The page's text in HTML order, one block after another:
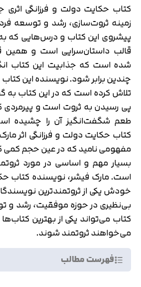
کتاب حکایت دولت و فرزانگی اثری
زمینه ثروت‌سازی، رشد و توسعه
پیشروی این کتاب و درس‌هایی که
قالب داستان‌سرایی است و همین
شده است که جذابیت این کتاب
چندین برابر شود. نویسنده این کتاب
تلاش کرده است که در این کتاب به
پی رسیدن به ثروت است و پیرمردی
طعم شگفت‌انگیز آن را چشیده
کتاب حکایت دولت و فرزانگی اثر
مفهومی نامید که در عین حجم کمی
بسیار مهم و اساسی در مورد
است. مارک فیشر، نویسنده کتاب
خودش یکی از ثروتمندترین
بی‌نظیری در حوزه موفقیت، رشد و
کتاب می‌تواند یکی از بهترین
می‌خواهند ثروتمند شوند.
فهرست مطالب